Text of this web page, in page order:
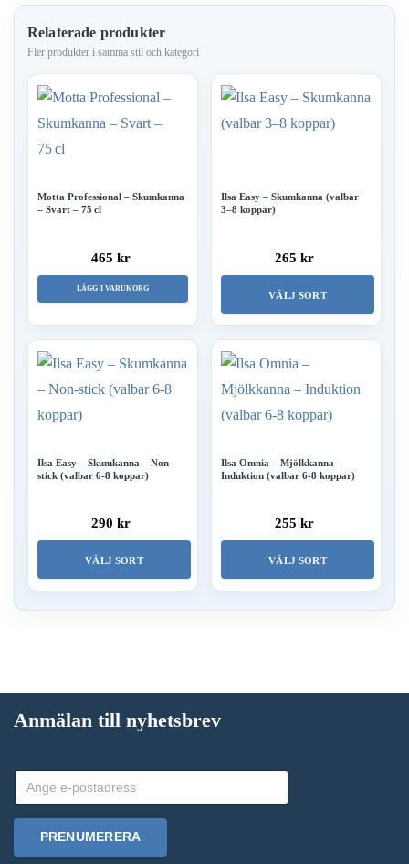
Relaterade produkter
Motta Professional – Skumkanna
– Svart – 75 cl
465 kr
LÄGG I VARUKORG
Ilsa Easy – Skumkanna (valbar
3–8 koppar)
265 kr
VÄLJ SORT
Den
här
har
flera
De
alternativen
väljas
Ilsa Easy – Skumkanna – Non-
stick (valbar 6-8 koppar)
290 kr
VÄLJ SORT
Den
här
flera
varianter.
olika
alternativen
kan
väljas
Ilsa Omnia – Mjölkkanna –
Induktion (valbar 6-8 koppar)
255 kr
VÄLJ SORT
Den
här
flera
varianter.
olika
Anmälan till nyhetsbrev
PRENUMERERA